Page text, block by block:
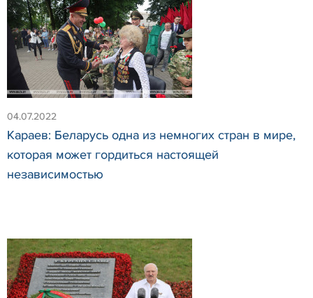
04.07.2022
Караев: Беларусь одна из немногих стран в мире,
которая может гордиться настоящей
независимостью